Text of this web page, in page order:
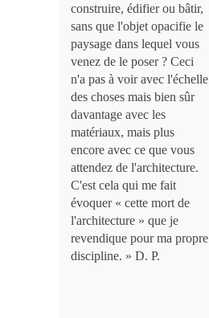
construire, édifier ou bâtir,
sans que l'objet opacifie le
paysage dans lequel vous
venez de le poser ? Ceci
n'a pas à voir avec l'échelle
des choses mais bien sûr
davantage avec les
matériaux, mais plus
encore avec ce que vous
attendez de l'architecture.
C'est cela qui me fait
évoquer « cette mort de
l'architecture » que je
revendique pour ma propre
discipline. » D. P.